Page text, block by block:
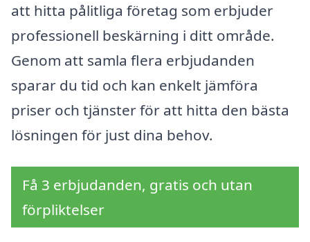
att hitta pålitliga företag som erbjuder
professionell beskärning i ditt område.
Genom att samla flera erbjudanden
sparar du tid och kan enkelt jämföra
priser och tjänster för att hitta den bästa
lösningen för just dina behov.
Få 3 erbjudanden, gratis och utan
förpliktelser